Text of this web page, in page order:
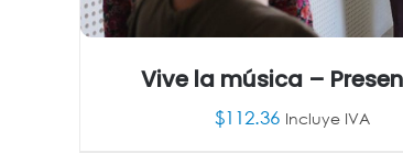
Vive la música –
$112.36 Incluye IVA